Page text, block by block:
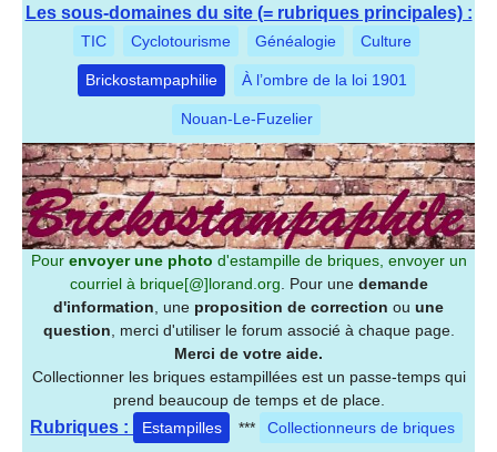
Les sous-domaines du site (= rubriques principales) :
TIC Cyclotourisme Généalogie Culture
Brickostampaphilie À l’ombre de la loi 1901
Nouan-Le-Fuzelier
Pour envoyer une photo d'estampille de briques, envoyer un
courriel à brique[@]lorand.org . Pour une demande
d'information , une proposition de correction ou une
question , merci d'utiliser le forum associé à chaque page.
Merci de votre aide.
Collectionner les briques estampillées est un passe-temps qui
prend beaucoup de temps et de place.
Rubriques : Estampilles *** Collectionneurs de briques